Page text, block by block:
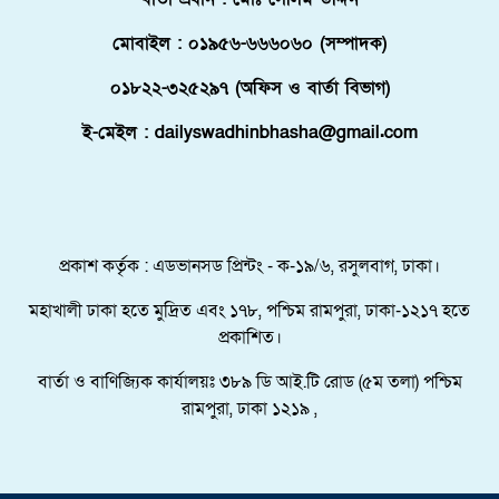
আনতে সরকারের সহযোগিতা চায় পরিবার
মালদ্বীপে বাংলাদেশের স্বাধীনতা ও জাতীয় দিবস
উদযাপন, কূটনীতিকদের সংবর্ধনা
শরণার্থী ও আশ্রয়প্রার্থী ব্যবস্থাপনায় মালয়েশিয়ার নতুন
মোবাইল : ০১৯৫৬-৬৬৬০৬০ (সম্পাদক)
০১৮২২-৩২৫২৯৭ (অফিস ও বার্তা বিভাগ)
ই-মেইল : dailyswadhinbhasha@gmail.com
প্রকাশ কর্তৃক : এডভানসড প্রিন্টং - ক-১৯/৬, রসুলবাগ, ঢাকা।
মহাখালী ঢাকা হতে মুদ্রিত এবং ১৭৮, পশ্চিম রামপুরা, ঢাকা-১২১৭ হতে
প্রকাশিত।
বার্তা ও বাণিজ্যিক কার্যালয়ঃ ৩৮৯ ডি আই.টি রোড (৫ম তলা) পশ্চিম
রামপুরা, ঢাকা ১২১৯ ,